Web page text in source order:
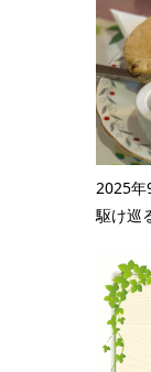
2025年
駆け巡